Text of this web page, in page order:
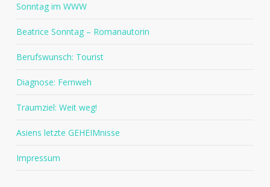
Sonntag im WWW
Beatrice Sonntag – Romanautorin
Berufswunsch: Tourist
Diagnose: Fernweh
Traumziel: Weit weg!
Asiens letzte GEHEIMnisse
Impressum